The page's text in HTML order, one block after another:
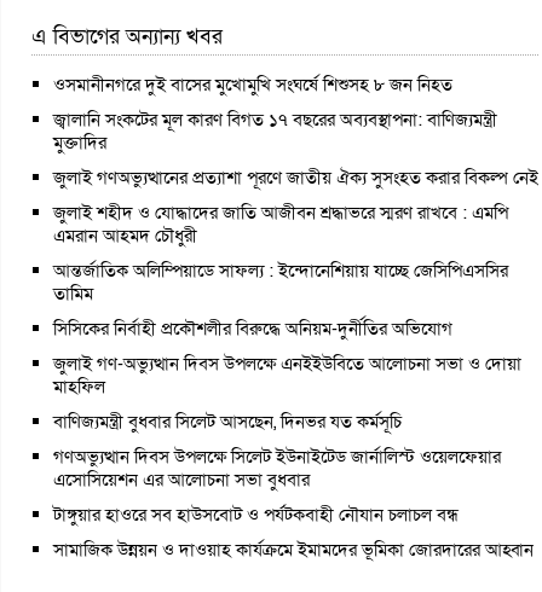
এ বিভাগের অন্যান্য খবর
ওসমানীনগরে দুই বাসের মুখোমুখি সংঘর্ষে শিশুসহ ৮ জন নিহত
জ্বালানি সংকটের মূল কারণ বিগত ১৭ বছরের অব্যবস্থাপনা: বাণিজ্যমন্ত্রী
মুক্তাদির
জুলাই গণঅভ্যুত্থানের প্রত্যাশা পূরণে জাতীয় ঐক্য সুসংহত করার বিকল্প নেই
জুলাই শহীদ ও যোদ্ধাদের জাতি আজীবন শ্রদ্ধাভরে স্মরণ রাখবে : এমপি
এমরান আহমদ চৌধুরী
আন্তর্জাতিক অলিম্পিয়াডে সাফল্য : ইন্দোনেশিয়ায় যাচ্ছে জেসিপিএসসির
তামিম
সিসিকের নির্বাহী প্রকৌশলীর বিরুদ্ধে অনিয়ম-দুর্নীতির অভিযোগ
জুলাই গণ-অভ্যুত্থান দিবস উপলক্ষে এনইইউবিতে আলোচনা সভা ও দোয়া
মাহফিল
বাণিজ্যমন্ত্রী বুধবার সিলেট আসছেন, দিনভর যত কর্মসূচি
গণঅভ্যুত্থান দিবস উপলক্ষে সিলেট ইউনাইটেড জার্নালিস্ট ওয়েলফেয়ার
এসোসিয়েশন এর আলোচনা সভা বুধবার
টাঙ্গুয়ার হাওরে সব হাউসবোট ও পর্যটকবাহী নৌযান চলাচল বন্ধ
সামাজিক উন্নয়ন ও দাওয়াহ কার্যক্রমে ইমামদের ভূমিকা জোরদারের আহ্বান